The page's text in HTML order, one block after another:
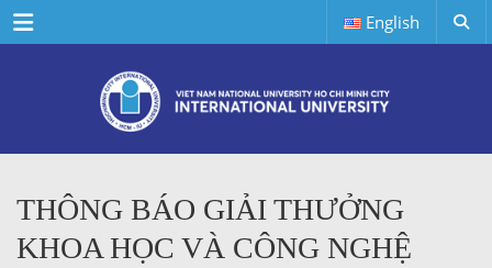
Menu English
THÔNG BÁO GIẢI THƯỞNG
KHOA HỌC VÀ CÔNG NGHỆ